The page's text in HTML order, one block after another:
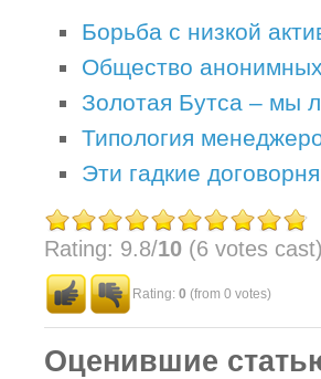
Борьба с низкой
Общество анонимных
Золотая Бутса – мы
Типология
Эти гадкие
Rating: 9.8/10 (6 votes cast)
Rating: 0 (from 0 votes)
Оценившие